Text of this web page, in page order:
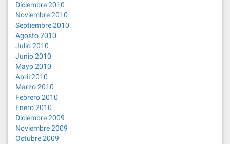
Diciembre 2010
Noviembre 2010
Septiembre 2010
Agosto 2010
Julio 2010
Junio 2010
Mayo 2010
Abril 2010
Marzo 2010
Febrero 2010
Enero 2010
Diciembre 2009
Noviembre 2009
Octubre 2009